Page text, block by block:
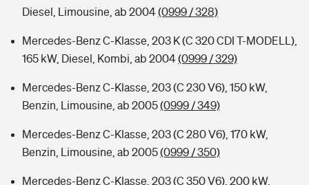
Diesel, Limousine, ab 2004(0999 / 328)
Mercedes-Benz C-Klasse, 203 K (C 320 CDI T-MODELL),
165 kW, Diesel, Kombi, ab 2004(0999 / 329)
Mercedes-Benz C-Klasse, 203 (C 230 V6), 150 kW,
Benzin, Limousine, ab 2005(0999 / 349)
Mercedes-Benz C-Klasse, 203 (C 280 V6), 170 kW,
Benzin, Limousine, ab 2005(0999 / 350)
Mercedes-Benz C-Klasse, 203 (C 350 V6), 200 kW,